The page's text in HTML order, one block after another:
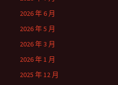
2026 年 6 月
2026 年 5 月
2026 年 3 月
2026 年 1 月
2025 年 12 月